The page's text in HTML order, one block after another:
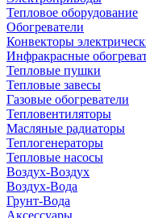
Тепловое оборудование
Обогреватели
Конвекторы
Инфракрасные
Тепловые пушки
Тепловые завесы
Газовые обогреватели
Тепловентиляторы
Масляные радиаторы
Теплогенераторы
Тепловые насосы
Воздух-Воздух
Воздух-Вода
Грунт-Вода
Аксессуары